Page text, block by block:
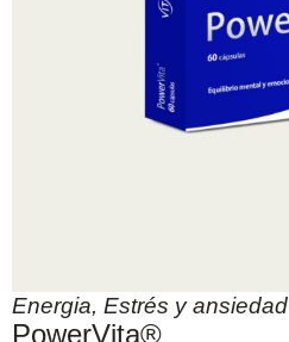
Energia, Estrés y ansiedad
PowerVita®